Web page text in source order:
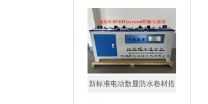
抗折试验机7寸屏
新标准电动数显防水卷材搭